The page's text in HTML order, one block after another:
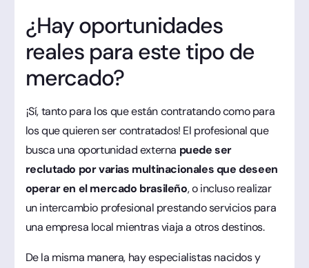
¿Hay oportunidades
reales para este tipo de
mercado?
¡Sí, tanto para los que están contratando como para
los que quieren ser contratados! El profesional que
busca una oportunidad externa puede ser
reclutado por varias multinacionales que deseen
operar en el mercado brasileño, o incluso realizar
un intercambio profesional prestando servicios para
una empresa local mientras viaja a otros destinos.
De la misma manera, hay especialistas nacidos y